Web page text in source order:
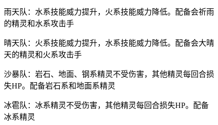
雨天队：水系技能威力提升，火系技能威力降低。配备会祈雨
的精灵和水系攻击手
晴天队：火系技能威力提升，水系技能威力降低。配备会大晴
天的精灵和火系攻击手
沙暴队：岩石、地面、钢系精灵不受伤害，其他精灵每回合损
失HP。配备岩石系和地面系精灵
冰雹队：冰系精灵不受伤害，其他精灵每回合损失HP。配备
冰系精灵